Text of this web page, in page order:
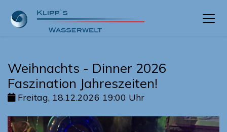
Weihnachts - Dinner 2026
Faszination Jahreszeiten!
Freitag, 18.12.2026 19:00 Uhr